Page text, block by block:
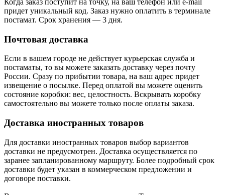
Когда заказ поступит на точку, на ваш телефон или e-mail
придет уникальный код. Заказ нужно оплатить в терминале
постамат. Срок хранения — 3 дня.
Почтовая доставка
Если в вашем городе не действует курьерская служба и
постаматы, то вы можете заказать доставку через почту
России. Сразу по прибытии товара, на ваш адрес придет
извещение о посылке. Перед оплатой вы можете оценить
состояние коробки: вес, целостность. Вскрывать коробку
самостоятельно вы можете только после оплаты заказа.
Доставка иностранных товаров
Для доставки иностранных товаров выбор вариантов
доставки не предусмотрен. Доставка осуществляется по
заранее запланированному маршруту. Более подробный срок
доставки будет указан в коммерческом предложении и
договоре поставки.